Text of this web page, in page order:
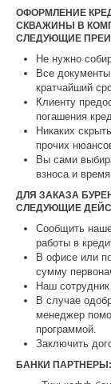
ОФОРМЛЕНИЕ
СКВАЖИНЫ В
СЛЕДУЮЩИЕ
Не нужно
Все
кратчайший
Клиенту
погашения
Никаких
прочих
Вы сами
взноса и
ДЛЯ ЗАКАЗА
СЛЕДУЮЩИЕ
Сообщить
работы в
В офисе или
сумму
Наш сотрудник
В случае
менеджер
программой.
Заключить
БАНКИ ПАРТНЕРЫ: